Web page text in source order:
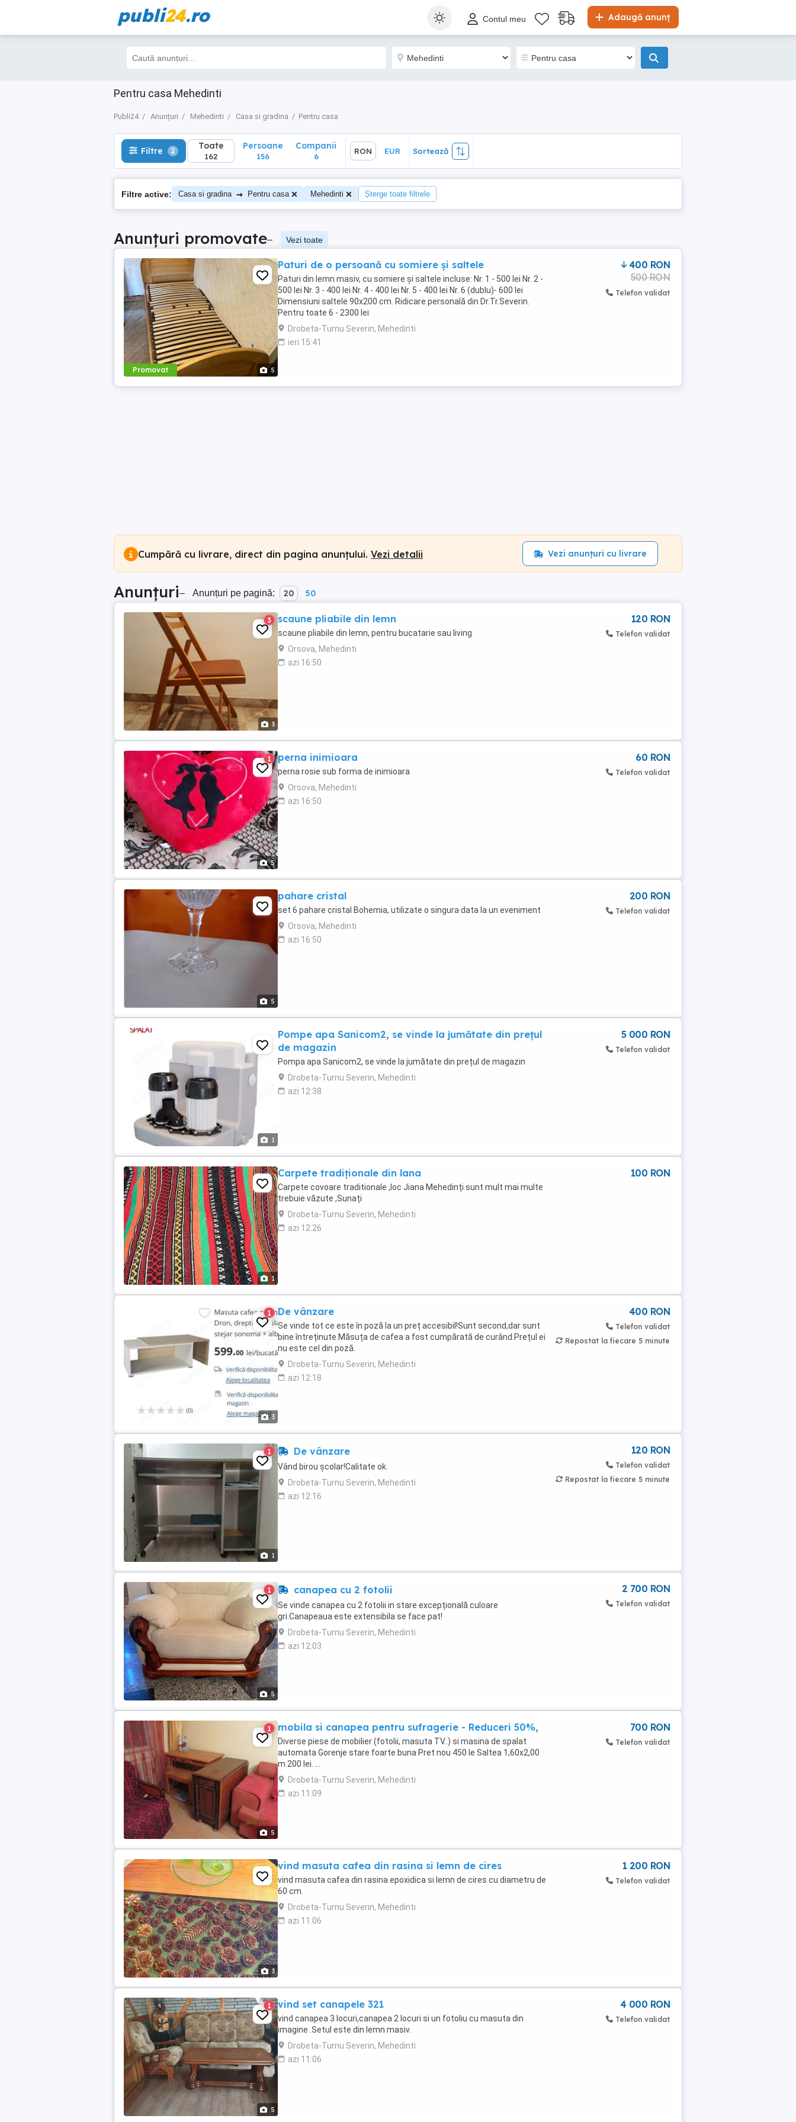
publi24.ro Adaugă anunț
Contul meu
Pentru casa Mehedinti
Publi24 Anunțuri Mehedinti Casa si gradina Pentru casa
Filtre 2 Toate
162
Sortează
Filtre 2 Toate
162
Persoane
156
Companii
6
RON EUR Sortează
Filtre active: Casa si gradina → Pentru casa Mehedinti Șterge toate filtrele
Anunțuri promovate– Vezi toate
Promovat 5
Paturi de o persoană cu somiere și saltele
Paturi din lemn masiv, cu somiere și saltele incluse: Nr. 1 - 500 lei Nr. 2 -
500 lei Nr. 3 - 400 lei Nr. 4 - 400 lei Nr. 5 - 400 lei Nr. 6 (dublu)- 600 lei
Dimensiuni saltele 90x200 cm. Ridicare personală din Dr.Tr.Severin.
Pentru toate 6 - 2300 lei
Drobeta-Turnu Severin, Mehedinti
ieri 15:41
400 RON
500 RON
Telefon validat
Cumpără cu livrare, direct din pagina anunțului. Vezi detalii Vezi anunțuri cu livrare
Anunțuri– Anunțuri pe pagină: 20 50
3
3 scaune pliabile din lemn
scaune pliabile din lemn, pentru bucatarie sau living
Orsova, Mehedinti
azi 16:50
120 RON
Telefon validat
5
1 perna inimioara
perna rosie sub forma de inimioara
Orsova, Mehedinti
azi 16:50
60 RON
Telefon validat
5
pahare cristal
set 6 pahare cristal Bohemia, utilizate o singura data la un eveniment
Orsova, Mehedinti
azi 16:50
200 RON
Telefon validat
1
Pompe apa Sanicom2, se vinde la jumătate din prețul
de magazin
Pompa apa Sanicom2, se vinde la jumătate din prețul de magazin
Drobeta-Turnu Severin, Mehedinti
azi 12:38
5 000 RON
Telefon validat
1
Carpete tradiționale din lana
Carpete covoare traditionale ,loc Jiana Mehedinți sunt mult mai multe
trebuie văzute ,Sunați
Drobeta-Turnu Severin, Mehedinti
azi 12:26
100 RON
3
1 De vânzare
Se vinde tot ce este în poză la un preț accesibil!Sunt second,dar sunt
bine întreținute.Măsuța de cafea a fost cumpărată de curând.Prețul ei
nu este cel din poză.
Drobeta-Turnu Severin, Mehedinti
azi 12:18
400 RON
Telefon validat
Repostat la fiecare 5 minute
1
1 De vânzare
Vând birou școlar!Calitate ok.
Drobeta-Turnu Severin, Mehedinti
azi 12:16
120 RON
Telefon validat
Repostat la fiecare 5 minute
5
1 canapea cu 2 fotolii
Se vinde canapea cu 2 fotolii in stare excepțională culoare
gri.Canapeaua este extensibila se face pat!
Drobeta-Turnu Severin, Mehedinti
azi 12:03
2 700 RON
Telefon validat
5
1 mobila si canapea pentru sufragerie - Reduceri 50%,
Diverse piese de mobilier (fotolii, masuta TV..) si masina de spalat
automata Gorenje stare foarte buna Pret nou 450 le Saltea 1,60x2,00
m 200 lei. ...
Drobeta-Turnu Severin, Mehedinti
azi 11:09
700 RON
Telefon validat
3
vind masuta cafea din rasina si lemn de cires
vind masuta cafea din rasina epoxidica si lemn de cires cu diametru de
60 cm.
Drobeta-Turnu Severin, Mehedinti
azi 11:06
1 200 RON
Telefon validat
5
1 vind set canapele 321
vind canapea 3 locuri,canapea 2 locuri si un fotoliu cu masuta din
imagine .Setul este din lemn masiv.
Drobeta-Turnu Severin, Mehedinti
azi 11:06
4 000 RON
Telefon validat